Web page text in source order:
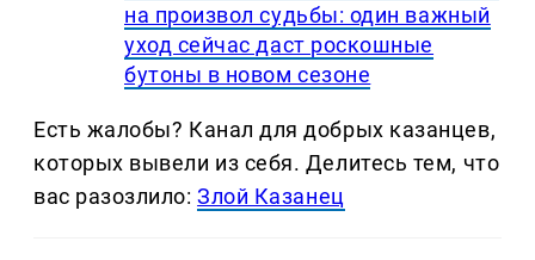
на произвол судьбы: один важный
уход сейчас даст роскошные
бутоны в новом сезоне
Есть жалобы? Канал для добрых казанцев,
которых вывели из себя. Делитеcь тем, что
вас разозлило:Злой Казанец